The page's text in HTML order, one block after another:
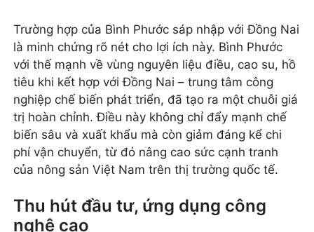
Trường hợp của Bình Phước sáp nhập với Đồng Nai
là minh chứng rõ nét cho lợi ích này. Bình Phước
với thế mạnh về vùng nguyên liệu điều, cao su, hồ
tiêu khi kết hợp với Đồng Nai – trung tâm công
nghiệp chế biến phát triển, đã tạo ra một chuỗi giá
trị hoàn chỉnh. Điều này không chỉ đẩy mạnh chế
biến sâu và xuất khẩu mà còn giảm đáng kể chi
phí vận chuyển, từ đó nâng cao sức cạnh tranh
của nông sản Việt Nam trên thị trường quốc tế.
Thu hút đầu tư, ứng dụng công
nghệ cao